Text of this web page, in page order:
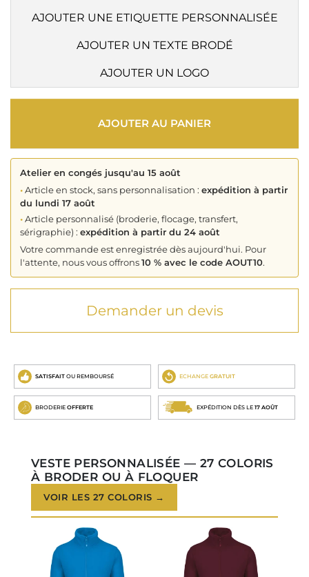
AJOUTER UNE ETIQUETTE PERSONNALISÉE
AJOUTER UN TEXTE BRODÉ
AJOUTER UN LOGO
AJOUTER AU PANIER
Atelier en congés jusqu'au 15 août
•Article en stock, sans personnalisation : expédition à partir
du lundi 17 août
•Article personnalisé (broderie, flocage, transfert,
sérigraphie) : expédition à partir du 24 août
Votre commande est enregistrée dès aujourd'hui. Pour
l'attente, nous vous offrons10 % avec le code AOUT10.
Demander un devis
SATISFAIT OU REMBOURSÉ ECHANGE GRATUIT
BRODERIE OFFERTE EXPÉDITION DÈS LE 17 AOÛT
VESTE PERSONNALISÉE — 27 COLORIS
À BRODER OU À FLOQUER
VOIR LES 27 COLORIS →